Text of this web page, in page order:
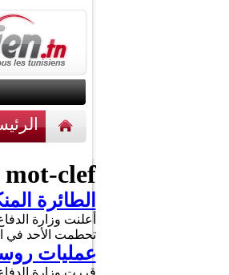
أخبار مختلفة
clef :
الطائرة
تحطمت الأحد في البحر
عمليات
قررت وزارة